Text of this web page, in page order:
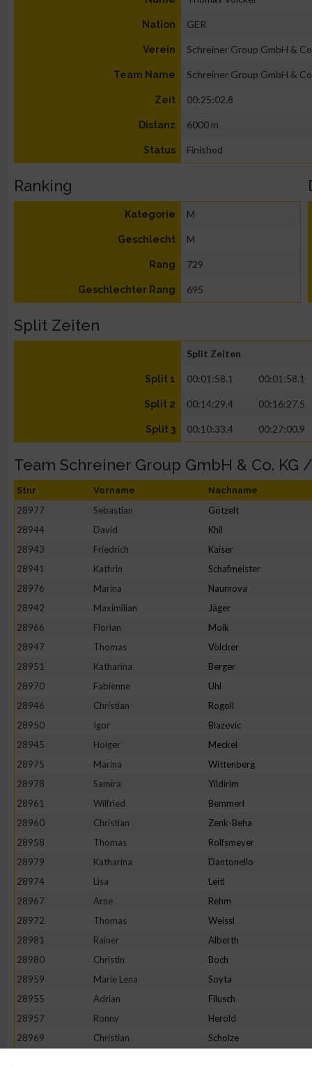
Nation GER
Verein Schreiner Group GmbH &
Team Name Schreiner Group GmbH &
Zeit 00:25:02.8
Distanz 6000 m
Status Finished
Ranking
Kategorie M
Geschlecht M
Rang 729
Geschlechter Rang 695
Split Zeiten
Split Zeiten
Split 1 00:01:58.1 00:01:58.1
Split 2 00:14:29.4 00:16:27.5
Split 3 00:10:33.4 00:27:00.9
Team Schreiner Group GmbH & Co. KG
Stnr Vorname Nachname
28977 Sebastian Götzelt
28944
David Khil
28943
Friedrich Kaiser
28941
Kathrin Schafmeister
28976
Marina Naumova
28942
Maximilian Jäger
28966
Florian Moik
28947
Thomas Völcker
28951
Katharina Berger
28970
Fabienne Uhl
28946
Christian Rogoll
28950
Igor Blazevic
28945
Holger Meckel
28975
Marina Wittenberg
28978
Samira Yildirim
28961
Wilfried Bemmerl
28960
Christian Zenk-Beha
28958
Thomas Rolfsmeyer
28979
Katharina Dantonello
28974
Lisa Leitl
28967
Arne Rehm
28972
Thomas Weissl
28981
Rainer Alberth
28980
Christin Boch
28959
Marie Lena Soyta
28955
Adrian Filusch
28957
Ronny Herold
28969
Christian Scholze